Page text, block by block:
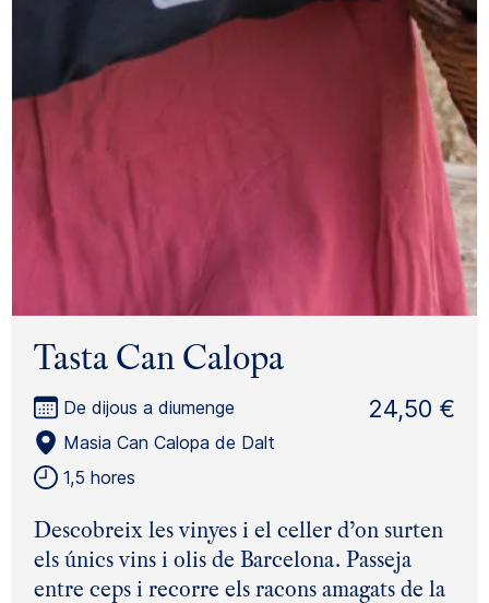
De dijous a diumenge
Masia Can Calopa de Dalt
1,5 hores
24,50 €
Tasta Can Calopa
Descobreix les vinyes i el celler d’on surten
els únics vins i olis de Barcelona. Passeja
entre ceps i recorre els racons amagats de la